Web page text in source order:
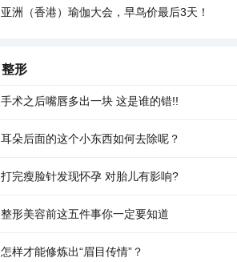
亚洲（香港）瑜伽大会，早鸟价最后3天！
整形
手术之后嘴唇多出一块 这是谁的错!!
耳朵后面的这个小东西如何去除呢？
打完瘦脸针发现怀孕 对胎儿有影响?
整形美容前这五件事你一定要知道
怎样才能修炼出“眉目传情”？